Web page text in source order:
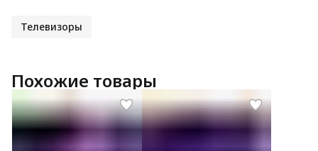
Телевизоры
Похожие товары